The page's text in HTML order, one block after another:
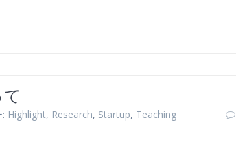
Highlight, Research, Startup, Teaching